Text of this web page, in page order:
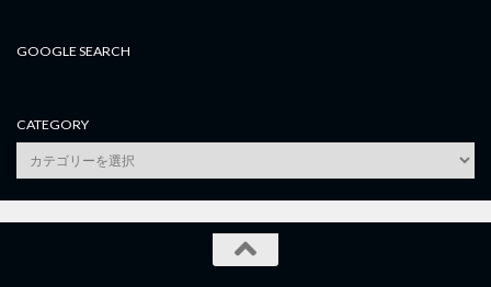
GOOGLE SEARCH
CATEGORY
category